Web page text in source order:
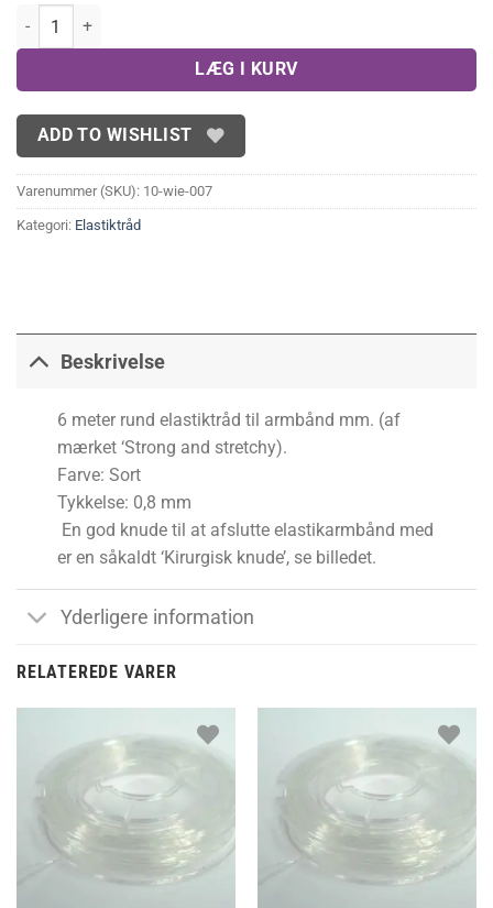
Sort elastiktråd 0,8 mm (ca. 6 m) antal
LÆG I KURV
ADD TO WISHLIST
Varenummer (SKU): 10-wie-007
Kategori: Elastiktråd
Beskrivelse
6 meter rund elastiktråd til armbånd mm. (af
mærket ‘Strong and stretchy).
Farve: Sort
Tykkelse: 0,8 mm
En god knude til at afslutte elastikarmbånd med
er en såkaldt ‘Kirurgisk knude’, se billedet.
Yderligere information
RELATEREDE VARER